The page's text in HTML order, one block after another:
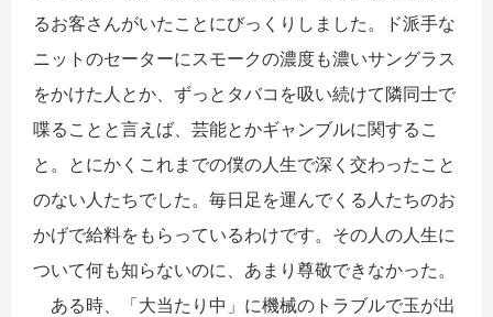
るお客さんがいたことにびっくりしました。ド派手な
ニットのセーターにスモークの濃度も濃いサングラス
をかけた人とか、ずっとタバコを吸い続けて隣同士で
喋ることと言えば、芸能とかギャンブルに関するこ
と。とにかくこれまでの僕の人生で深く交わったこと
のない人たちでした。毎日足を運んでくる人たちのお
かげで給料をもらっているわけです。その人の人生に
ついて何も知らないのに、あまり尊敬できなかった。
ある時、「大当たり中」に機械のトラブルで玉が出